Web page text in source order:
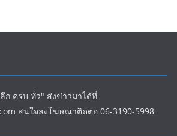
ก ครบ ทั่ว" ส่งข่าวมาได้ที่
สนใจลงโฆษณาติดต่อ 06-3190-5998